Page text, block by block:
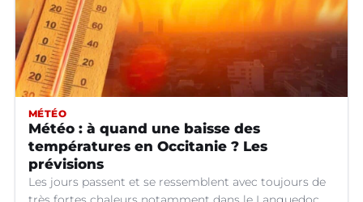
MÉTÉO
Météo : à quand une baisse des
températures en Occitanie ? Les
prévisions
Les jours passent et se ressemblent avec toujours de